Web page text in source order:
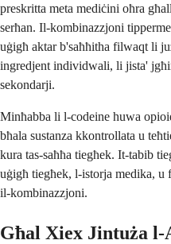
preskritta meta mediċini oħra
serħan. Il-kombinazzjoni
uġigħ aktar b'saħħitha filwaqt li
ingredjent individwali, li jista'
sekondarji.
Minħabba li l-codeine huwa
bħala sustanza kkontrollata u
kura tas-saħħa tiegħek. It-tabib
uġigħ tiegħek, l-istorja medika, u
il-kombinazzjoni.
Għal Xiex Jintuża l-